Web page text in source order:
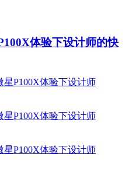
体验下设计师的快